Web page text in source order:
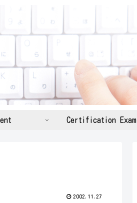
Certification Exam
2002.11.27